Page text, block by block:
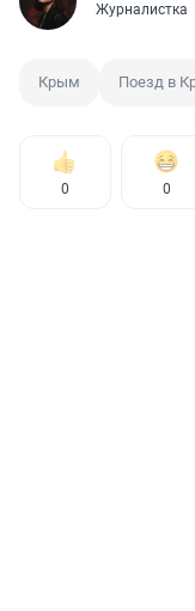
Журналистка
Крым Поезд в
0 0